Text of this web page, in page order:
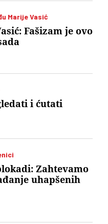
Marije Vasić
Fašizam je ovo
i ćutati
Zahtevamo
uhapšenih